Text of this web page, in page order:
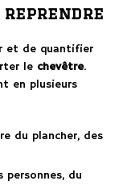
reprendre
et de quantifier
le chevêtre.
en plusieurs
du plancher, des
personnes, du